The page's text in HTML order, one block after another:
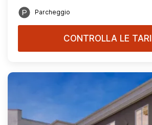
Parcheggio
CONTROLLA LE